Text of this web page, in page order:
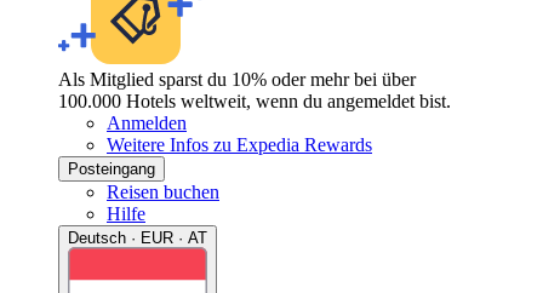
Als Mitglied sparst du 10% oder mehr bei über
100.000 Hotels weltweit, wenn du angemeldet bist.
Anmelden
Weitere Infos zu Expedia Rewards
Posteingang
Reisen buchen
Hilfe
Deutsch · EUR · AT